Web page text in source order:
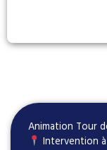
Animation Tour
Intervention à